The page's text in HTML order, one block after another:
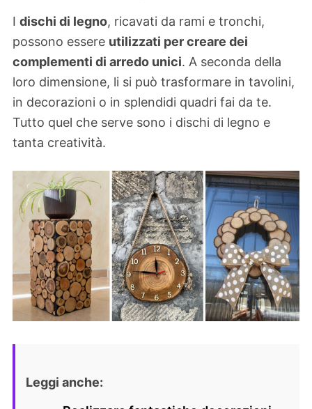
I dischi di legno, ricavati da rami e tronchi,
possono essere utilizzati per creare dei
complementi di arredo unici. A seconda della
loro dimensione, li si può trasformare in tavolini,
in decorazioni o in splendidi quadri fai da te.
Tutto quel che serve sono i dischi di legno e
tanta creatività.
Leggi anche: